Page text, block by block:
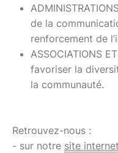
de la
renforcement de
ASSOCIATIONS
favoriser la
la communauté.
Retrouvez-nous :
- sur notre site internet